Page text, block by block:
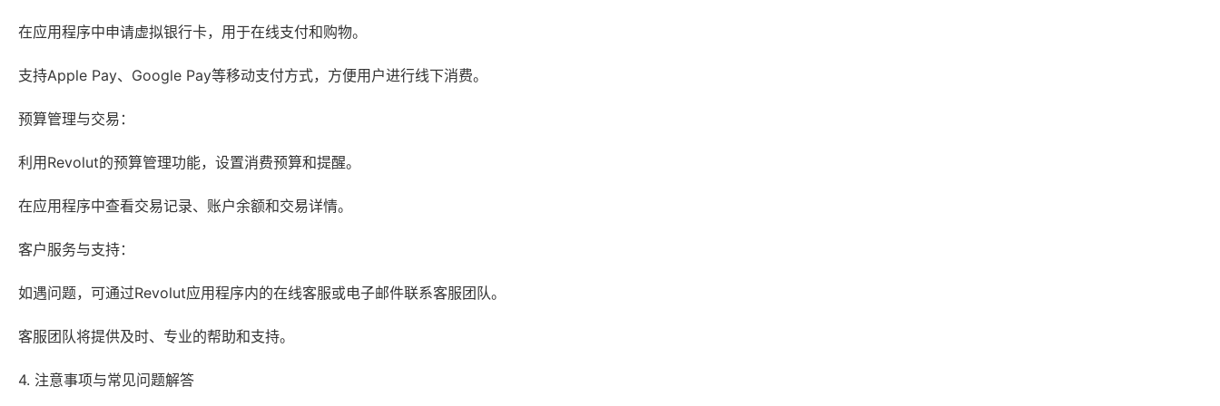
在应用程序中申请虚拟银行卡，用于在线支付和购物。
支持Apple Pay、Google Pay等移动支付方式，方便用户进行线下消费。
预算管理与交易：
利用Revolut的预算管理功能，设置消费预算和提醒。
在应用程序中查看交易记录、账户余额和交易详情。
客户服务与支持：
如遇问题，可通过Revolut应用程序内的在线客服或电子邮件联系客服团队。
客服团队将提供及时、专业的帮助和支持。
4. 注意事项与常见问题解答